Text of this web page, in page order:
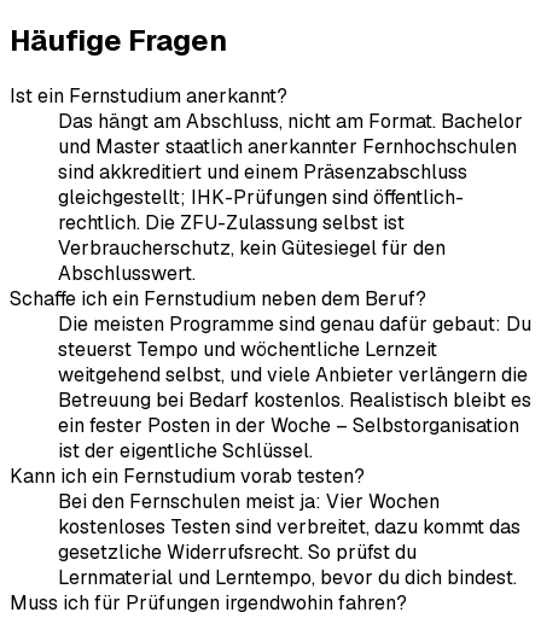
Häufige Fragen
Ist ein Fernstudium anerkannt?
Das hängt am Abschluss, nicht am Format. Bachelor
und Master staatlich anerkannter Fernhochschulen
sind akkreditiert und einem Präsenzabschluss
gleichgestellt; IHK-Prüfungen sind öffentlich-
rechtlich. Die ZFU-Zulassung selbst ist
Verbraucherschutz, kein Gütesiegel für den
Abschlusswert.
Schaffe ich ein Fernstudium neben dem Beruf?
Die meisten Programme sind genau dafür gebaut: Du
steuerst Tempo und wöchentliche Lernzeit
weitgehend selbst, und viele Anbieter verlängern die
Betreuung bei Bedarf kostenlos. Realistisch bleibt es
ein fester Posten in der Woche – Selbstorganisation
ist der eigentliche Schlüssel.
Kann ich ein Fernstudium vorab testen?
Bei den Fernschulen meist ja: Vier Wochen
kostenloses Testen sind verbreitet, dazu kommt das
gesetzliche Widerrufsrecht. So prüfst du
Lernmaterial und Lerntempo, bevor du dich bindest.
Muss ich für Prüfungen irgendwohin fahren?